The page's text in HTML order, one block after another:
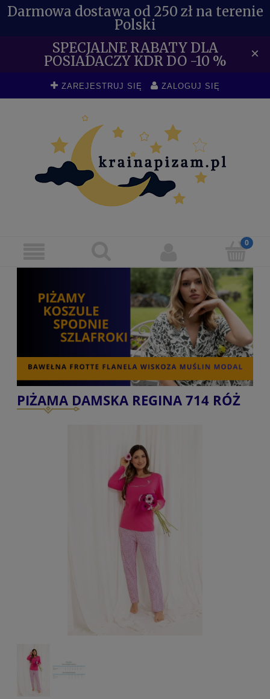
Darmowa dostawa od 250 zł na terenie
Polski
SPECJALNE RABATY DLA
POSIADACZY KDR DO -10 % ×
ZAREJESTRUJ SIĘ ZALOGUJ SIĘ
PIŻAMA DAMSKA REGINA 714 RÓŻ